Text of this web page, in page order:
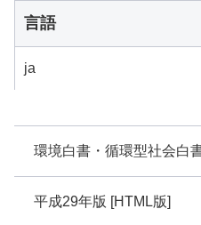
環境白書・循環型社会白
平成29年版 [HTML版]
言語
ja